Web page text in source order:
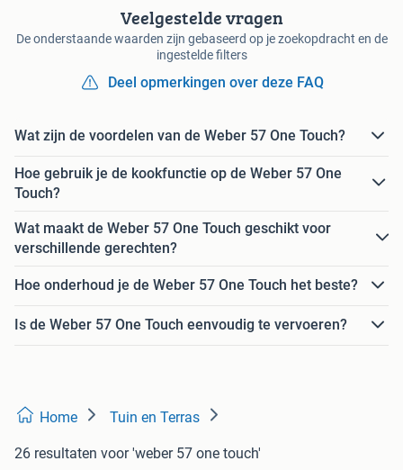
Veelgestelde vragen
De onderstaande waarden zijn gebaseerd op je zoekopdracht en de
ingestelde filters
Deel opmerkingen over deze FAQ
Wat zijn de voordelen van de Weber 57 One Touch?
Hoe gebruik je de kookfunctie op de Weber 57 One
Touch?
Wat maakt de Weber 57 One Touch geschikt voor
verschillende gerechten?
Hoe onderhoud je de Weber 57 One Touch het beste?
Is de Weber 57 One Touch eenvoudig te vervoeren?
Home Tuin en Terras
26 resultaten voor 'weber 57 one touch'